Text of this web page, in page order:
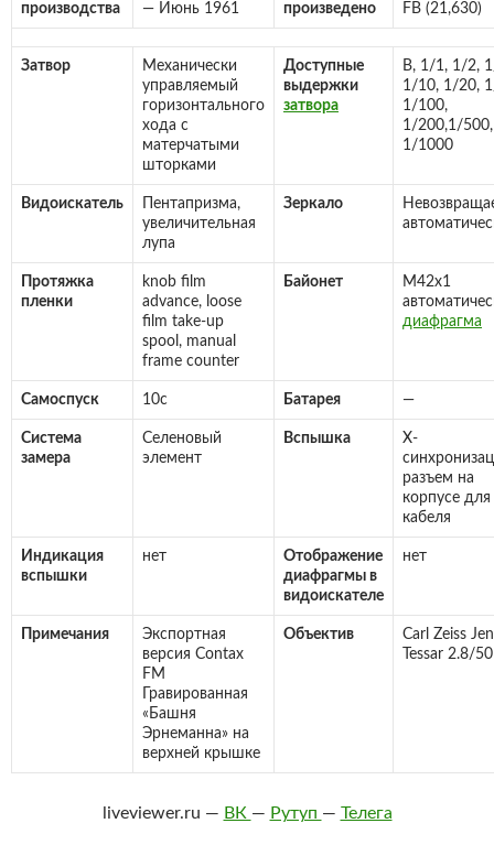
производства
— Июнь 1961
произведено
FB (21,630)
Затвор
Механически
управляемый
горизонтального
хода с
матерчатыми
шторками
Доступные
выдержки
затвора
B, 1/1, 1/2,
1/10, 1/20,
1/100,
1/200,1/500,
1/1000
Видоискатель
Пентапризма,
увеличительная
лупа
Зеркало
Протяжка
пленки
knob film
advance, loose
film take-up
spool, manual
frame counter
Байонет
M42x1
диафрагма
Самоспуск 10с Батарея —
Система
замера
Селеновый
элемент
Вспышка
X-
разъем на
корпусе для
кабеля
Индикация
вспышки
нет
Отображение
диафрагмы в
видоискателе
нет
Примечания
Экспортная
версия Contax
FM
Гравированная
«Башня
Эрнеманна» на
верхней крышке
Объектив
Carl Zeiss
Tessar 2.8/50
liveviewer.ru — ВК — Рутуп — Телега